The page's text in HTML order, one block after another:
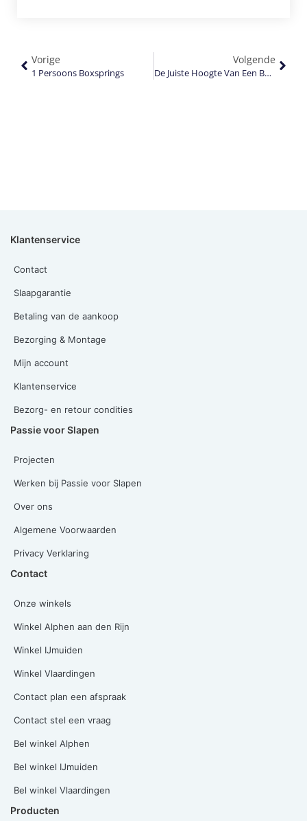
Vorige
1 Persoons Boxsprings
Volgende
De Juiste Hoogte Van Een Boxspring
Klantenservice
Contact
Slaapgarantie
Betaling van de aankoop
Bezorging & Montage
Mijn account
Klantenservice
Bezorg- en retour condities
Passie voor Slapen
Projecten
Werken bij Passie voor Slapen
Over ons
Algemene Voorwaarden
Privacy Verklaring
Contact
Onze winkels
Winkel Alphen aan den Rijn
Winkel IJmuiden
Winkel Vlaardingen
Contact plan een afspraak
Contact stel een vraag
Bel winkel Alphen
Bel winkel IJmuiden
Bel winkel Vlaardingen
Producten